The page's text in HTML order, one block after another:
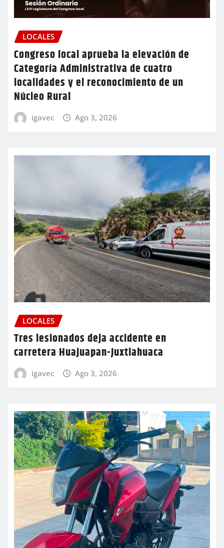
LOCALES
Congreso local aprueba la elevación de
Categoría Administrativa de cuatro
localidades y el reconocimiento de un
Núcleo Rural
igavec Ago 3, 2026
LOCALES
Tres lesionados deja accidente en
carretera Huajuapan-Juxtlahuaca
igavec Ago 3, 2026